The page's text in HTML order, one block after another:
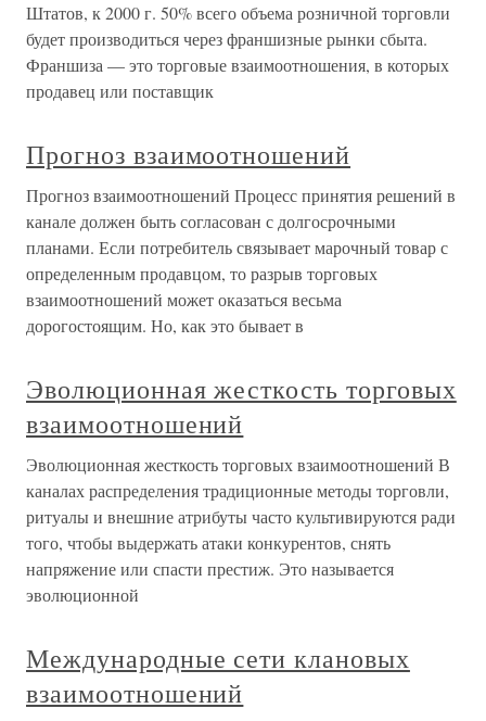
Штатов, к 2000 г. 50% всего объема розничной торговли
будет производиться через франшизные рынки сбыта.
Франшиза — это торговые взаимоотношения, в которых
продавец или поставщик
Прогноз взаимоотношений
Прогноз взаимоотношений Процесс принятия решений в
канале должен быть согласован с долгосрочными
планами. Если потребитель связывает марочный товар с
определенным продавцом, то разрыв торговых
взаимоотношений может оказаться весьма
дорогостоящим. Но, как это бывает в
Эволюционная жесткость торговых
взаимоотношений
Эволюционная жесткость торговых взаимоотношений В
каналах распределения традиционные методы торговли,
ритуалы и внешние атрибуты часто культивируются ради
того, чтобы выдержать атаки конкурентов, снять
напряжение или спасти престиж. Это называется
эволюционной
Международные сети клановых
взаимоотношений